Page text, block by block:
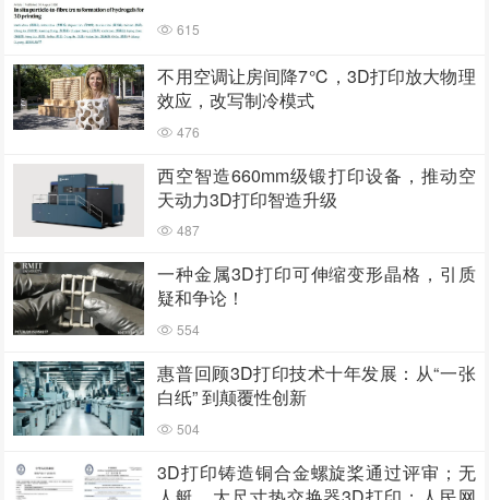
615
不用空调让房间降7℃，3D打印放大物理
效应，改写制冷模式
476
西空智造660mm级锻打印设备，推动空
天动力3D打印智造升级
487
一种金属3D打印可伸缩变形晶格，引质
疑和争论！
554
惠普回顾3D打印技术十年发展：从“一张
白纸” 到颠覆性创新
504
3D打印铸造铜合金螺旋桨通过评审；无